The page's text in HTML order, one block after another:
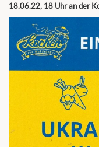
18.06.22, 18 Uhr an der